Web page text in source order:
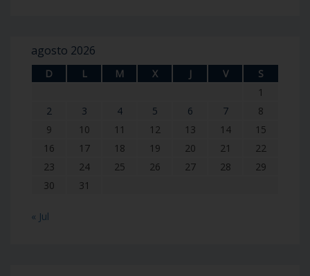
agosto 2026
D L M X J V
S
1
2
3 4 5 6 7
8
9
10 11 12 13 14
15
16
17 18 19 20 21
22
23
24 25 26 27 28
29
30
31
« Jul